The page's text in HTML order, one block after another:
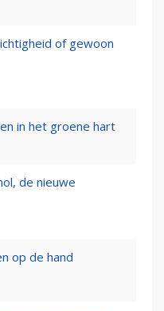
of gewoon
in het groene hart
de nieuwe
op de hand